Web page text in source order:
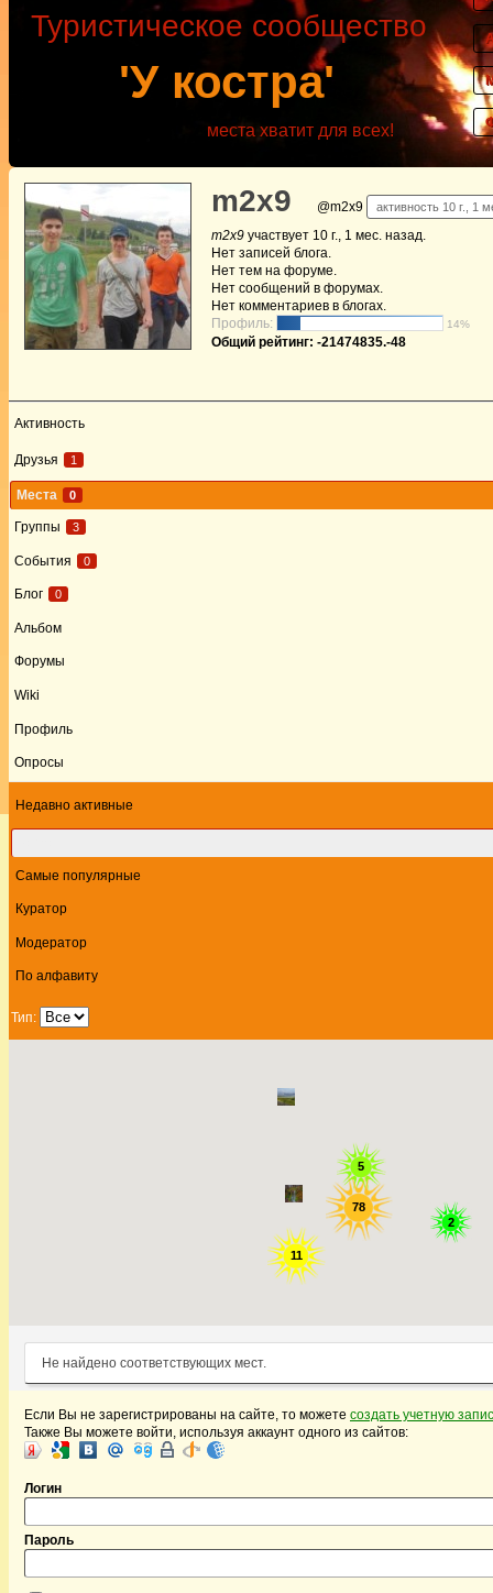
'У костра'
Туристическое сообщество
места хватит для всех!
m2x9 @m2x9 активность 10 г., 1
m2x9 участвует 10 г., 1 мес. назад.
Нет записей блога.
Нет тем на форуме.
Нет сообщений в форумах.
Нет комментариев в блогах.
Профиль:
14%
Общий рейтинг: -21474835.-48
Активность
Друзья 1
Места 0
Группы 3
События 0
Блог 0
Альбом
Форумы
Wiki
Профиль
Опросы
Недавно активные
Самые популярные
Куратор
Модератор
По алфавиту
Тип:
2
5
11
78
2
5
11
78
Не найдено соответствующих мест.
Если Вы не зарегистрированы на сайте, то можете создать учетную
Также Вы можете войти, используя аккаунт одного из сайтов:
Логин
Пароль